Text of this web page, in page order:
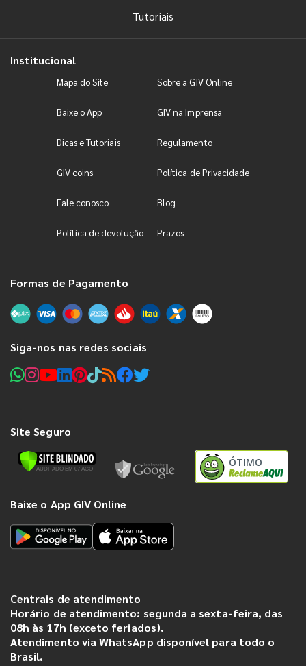
Tutoriais
Institucional
Mapa do Site Sobre a GIV Online
Baixe o App GIV na Imprensa
Dicas e Tutoriais Regulamento
GIV coins Política de Privacidade
Fale conosco Blog
Política de devolução Prazos
Formas de Pagamento
Siga-nos nas redes sociais
Site Seguro
ÓTIMO
Baixe o App GIV Online
Centrais de atendimento
Horário de atendimento: segunda a sexta-feira, das
08h às 17h (exceto feriados).
Atendimento via WhatsApp disponível para todo o
Brasil.